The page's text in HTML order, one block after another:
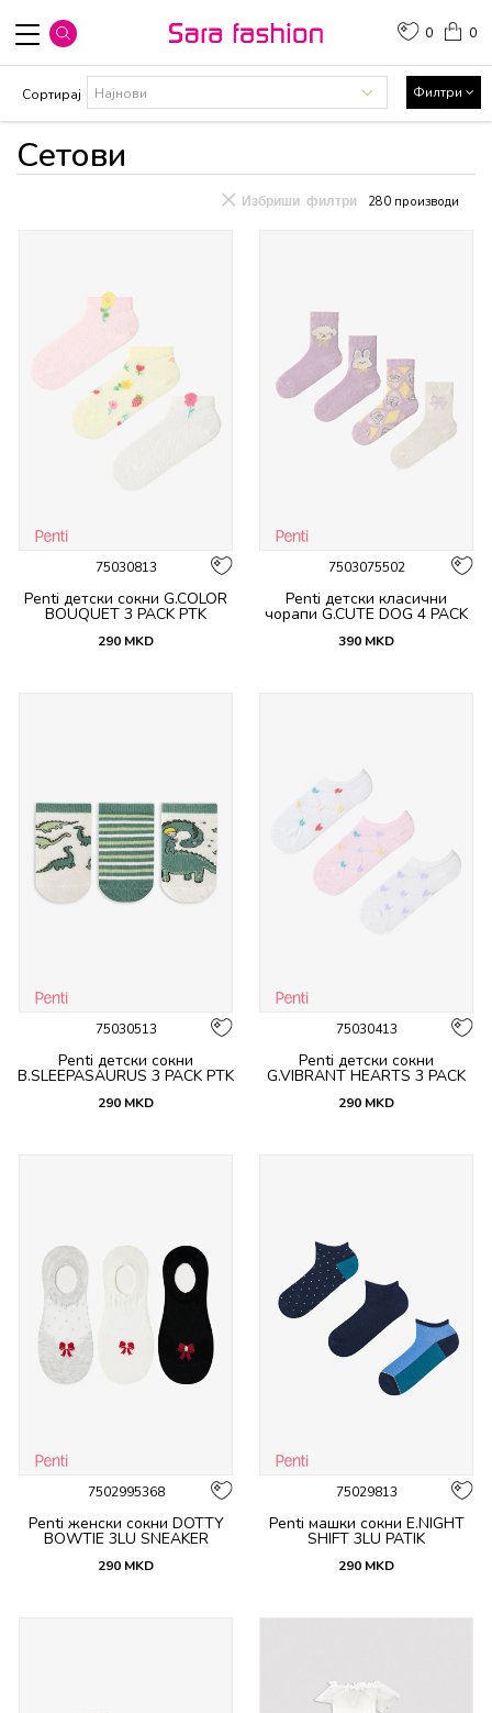
0
0
Сетови
Сортирај Филтри
280 производи
Избриши филтри
75030813
Penti детски сокни G.COLOR
BOUQUET 3 PACK PTK
290 MKD
7503075502
Penti детски класични
чорапи G.CUTE DOG 4 PACK
390 MKD
75030513
Penti детски сокни
B.SLEEPASAURUS 3 PACK PTK
290 MKD
75030413
Penti детски сокни
G.VIBRANT HEARTS 3 PACK
290 MKD
7502995368
Penti женски сокни DOTTY
BOWTIE 3LU SNEAKER
290 MKD
75029813
Penti машки сокни E.NIGHT
SHIFT 3LU PATIK
290 MKD